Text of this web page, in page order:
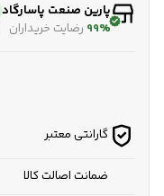
پارین صنعت پاسارگاد
99% رضایت خریداران
گارانتی معتبر
ضمانت اصالت کالا